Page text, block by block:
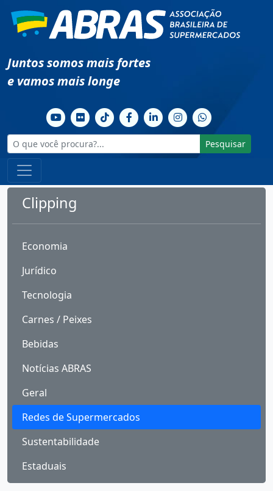
Juntos somos mais fortes
e vamos mais longe
Pesquisar
Clipping
Economia
Jurídico
Tecnologia
Carnes / Peixes
Bebidas
Notícias ABRAS
Geral
Redes de Supermercados
Sustentabilidade
Estaduais